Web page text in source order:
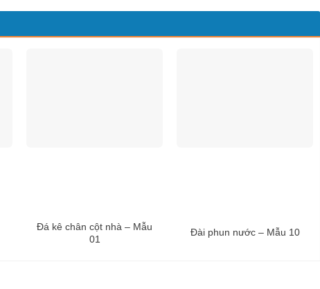
Đá kê chân cột nhà – Mẫu
01
Đài phun nước – Mẫu 10